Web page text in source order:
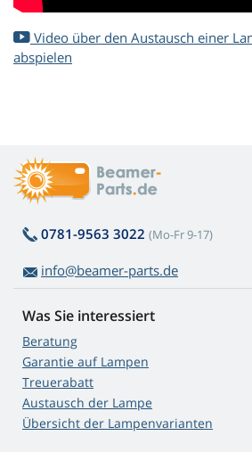
Video über den Austausch einer
abspielen
0781-9563 3022 (Mo-Fr 9-17)
info@beamer-parts.de
Was Sie interessiert
Beratung
Garantie auf Lampen
Treuerabatt
Austausch der Lampe
Übersicht der Lampenvarianten